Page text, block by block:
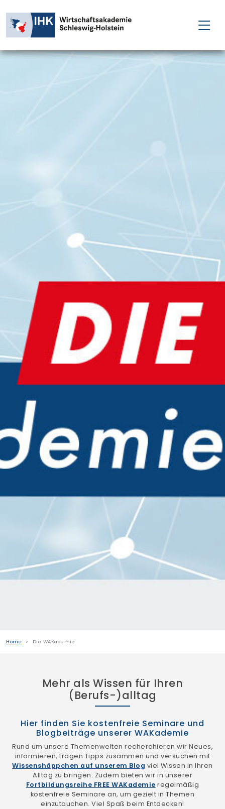
FÜR EINZELPERSONEN
Finden Sie Ihre Weiterbildung
SUCHEN
Home Die WAKademie
Mehr als Wissen für Ihren
(Berufs-)alltag
Hier finden Sie kostenfreie Seminare und
Blogbeiträge unserer WAKademie
Rund um unsere Themenwelten recherchieren wir Neues,
informieren, tragen Tipps zusammen und versuchen mit
Wissenshäppchen auf unserem Blog viel Wissen in Ihren
Alltag zu bringen. Zudem bieten wir in unserer
Fortbildungsreihe FREE WAKademie regelmäßig
kostenfreie Seminare an, um gezielt in Themen
einzutauchen. Viel Spaß beim Entdecken!